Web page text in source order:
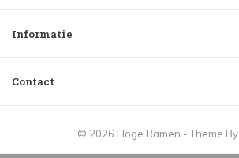
Informatie
Contact
© 2026 Hoge Ramen - Theme By